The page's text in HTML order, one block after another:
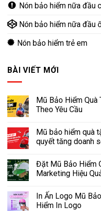
Nón bảo hiểm nữa đầu
Nón bảo hiểm nữa đầu
Nón bảo hiểm trẻ em
BÀI VIẾT MỚI
Mũ Bảo Hiểm Quà
Theo Yêu Cầu
Mũ bảo hiểm quà
quyết tăng doanh
Đặt Mũ Bảo Hiểm
Marketing Hiệu
In Ấn Logo Mũ
Hiểm In Logo